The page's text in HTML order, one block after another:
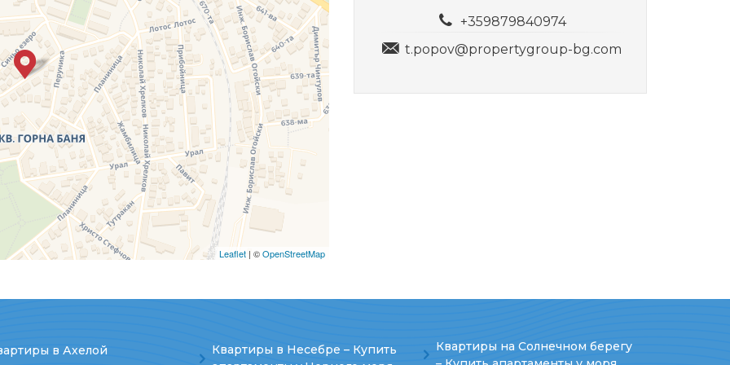
Leaflet | ©OpenStreetMap
+359879840974
t.popov@propertygroup-bg.com
в Ахелой
Квартиры в Несебре – Купить
Квартиры на Солнечном берегу